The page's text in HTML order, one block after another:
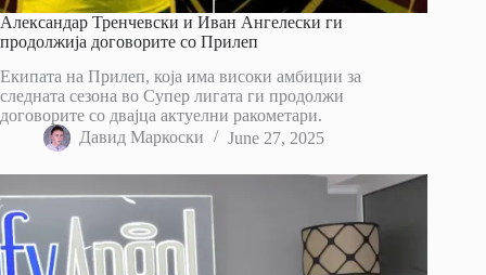
Александар Тренчевски и Иван Ангелески ги
продолжија договорите со Прилеп
Екипата на Прилеп, која има високи амбиции за
следната сезона во Супер лигата ги продолжи
договорите со двајца актуелни ракометари.
Давид Маркоски
June 27, 2025